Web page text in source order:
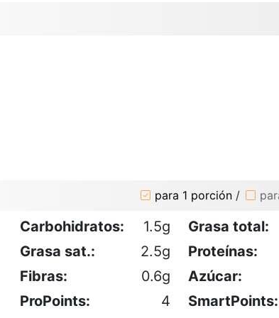
para 1 porción /
Carbohidratos: 1.5g Grasa total:
Grasa sat.:
2.5g Proteínas:
Fibras:
0.6g Azúcar:
ProPoints:
4 SmartPoints: